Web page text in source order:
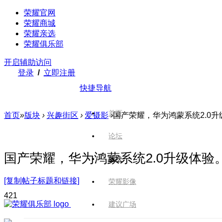
荣耀官网
荣耀商城
荣耀亲选
荣耀俱乐部
开启辅助访问
登录 / 立即注册
快捷导航
首页
论坛
版块
荣耀影像
建议广场
首页»版块 › 兴趣街区 › 爱摄影 ›国产荣耀，华为鸿蒙系统2.0升
国产荣耀，华为鸿蒙系统2.0升级体验。
[复制帖子标题和链接]
421